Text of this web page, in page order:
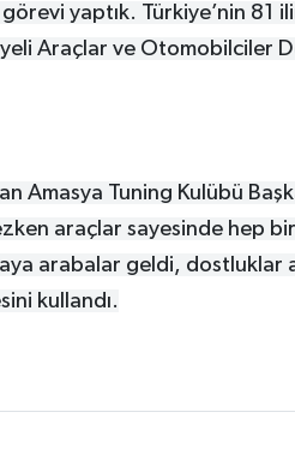
yaptık. Türkiye’nin 81
Araçlar ve Otomobilciler
Amasya Tuning Kulübü
araçlar sayesinde hep
arabalar geldi, dostluklar
kullandı.